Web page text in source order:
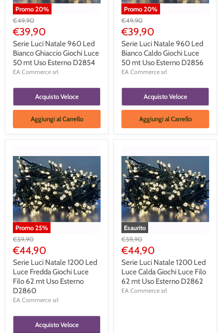
Promo20%
Prezzo
Originale
€49,90
Prezzo
Corrente
€39,90
Serie Luci Natale 960 Led
Bianco Ghiaccio Giochi Luce
50 mt Uso Esterno D2854
EA Commerce srl
Acquisto Veloce
Aggiungi al Carrello
Promo20%
Prezzo
Originale
€49,90
Prezzo
Corrente
€39,90
Serie Luci Natale 960 Led
Bianco Caldo Giochi Luce
50 mt Uso Esterno D2856
EA Commerce srl
Acquisto Veloce
Aggiungi al Carrello
Promo25%
Prezzo
Originale
€59,90
Prezzo
Corrente
€44,90
Serie Luci Natale 1200 Led
Luce Fredda Giochi Luce
Filo 62 mt Uso Esterno
D2860
EA Commerce srl
Acquisto Veloce
Esaurito
Prezzo
Originale
€59,90
Prezzo
Corrente
€44,90
Serie Luci Natale 1200 Led
Luce Calda Giochi Luce Filo
62 mt Uso Esterno D2862
EA Commerce srl